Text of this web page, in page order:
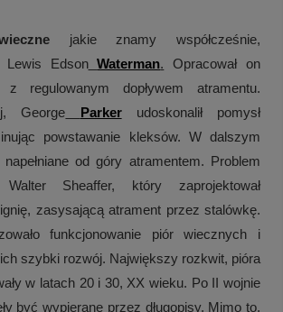
jakie znamy współcześnie,
Lewis Edson
Waterman. Opracował on
regulowanym dopływem atramentu.
George
Parker udoskonalił pomysł
powstawanie kleksów. W dalszym
od góry atramentem. Problem
Sheaffer, który zaprojektował
zasysającą atrament przez stalówkę.
funkcjonowanie piór wiecznych i
szybki rozwój. Największy rozkwit, pióra
w latach 20 i 30, XX wieku. Po II wojnie
być wypierane przez długopisy. Mimo to,